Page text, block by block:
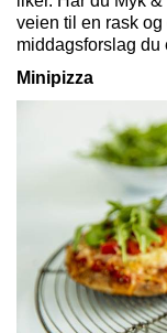
veien til en rask
middagsforslag du
Minipizza